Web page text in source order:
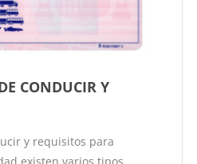
CONDUCIR Y
y requisitos para
existen varios tipos